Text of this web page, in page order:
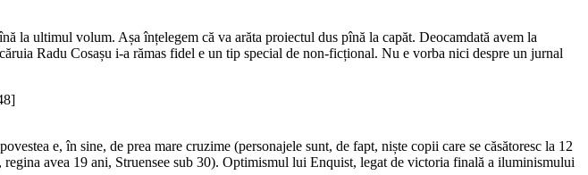
la ultimul volum. Așa înțelegem că va arăta proiectul dus pînă la capăt. Deocamdată avem la
Radu Cosașu i-a rămas fidel e un tip special de non-ficțional. Nu e vorba nici despre un jurnal
e, în sine, de prea mare cruzime (personajele sunt, de fapt, niște copii care se căsătoresc la 12
avea 19 ani, Struensee sub 30). Optimismul lui Enquist, legat de victoria finală a iluminismului